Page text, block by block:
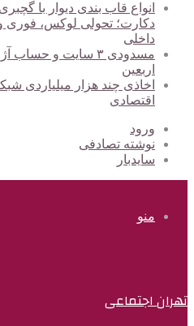
انواع قاب بندی دیوار با
دکارت؛ تحولی لوکس، فوری
داخلی
مسدودی ۳ سایت و
اربعین
اخاذی چند هزار میلیاردی
اقتصادی
ورود
نوشته تصادفی
سایدبار
منو
تهران اجتماعی